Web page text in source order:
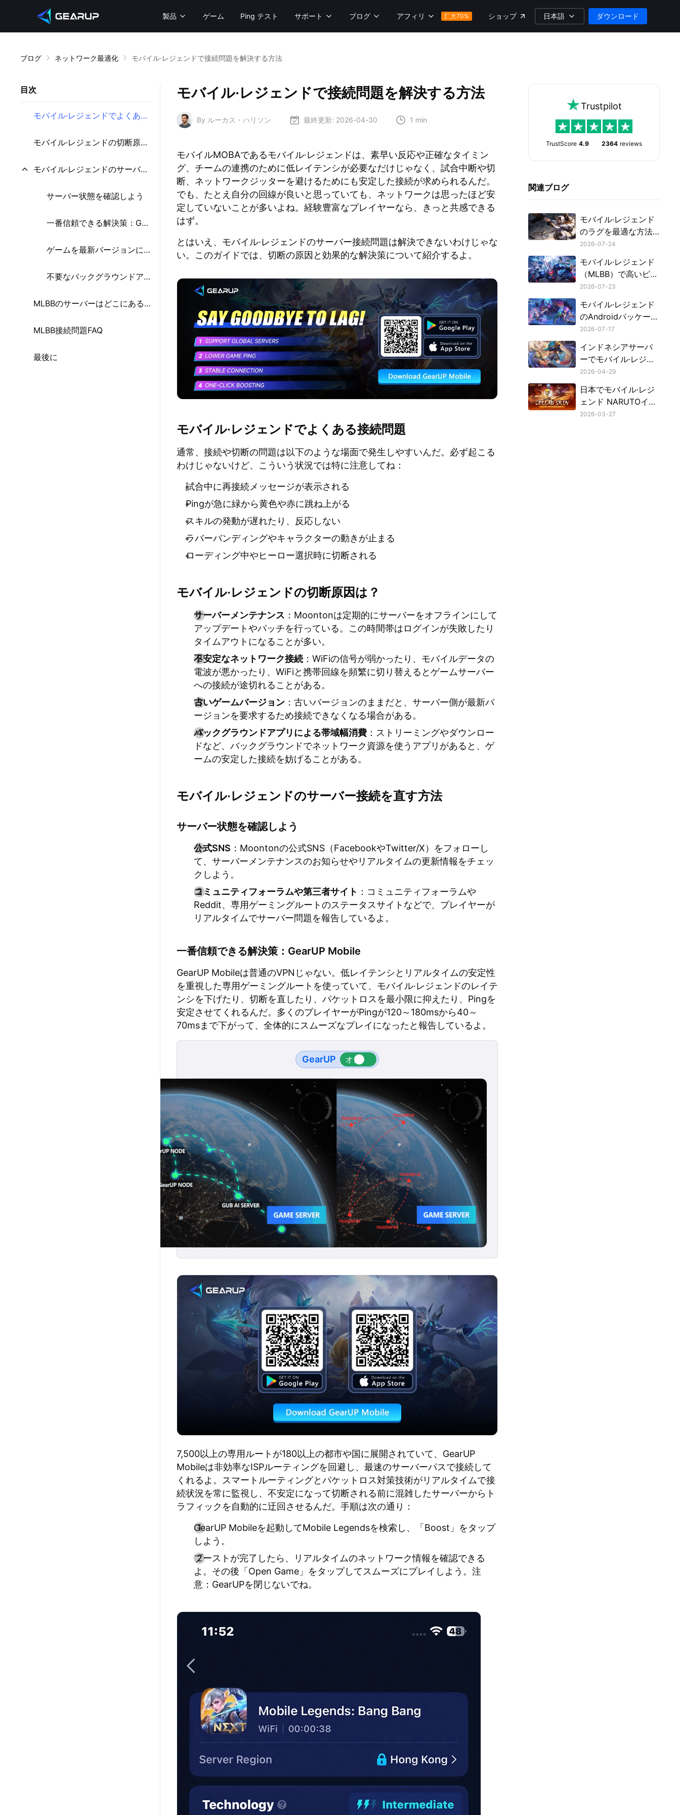
製品 ゲーム Ping テスト サポート ブログ アフィリ 最大70% ショップ 日本語 ダウンロード
ブログ ネットワーク最適化 モバイル·レジェンドで接続問題を解決する方法
目次
モバイル·レジェンドでよくある接続問題
モバイル·レジェンドの切断原因は？
モバイル·レジェンドのサーバー接続を直す方法
サーバー状態を確認しよう
一番信頼できる解決策：GearUP Mobile
ゲームを最新バージョンにアップデートしよう
不要なバックグラウンドアプリを閉じよう
MLBBのサーバーはどこにある？
MLBB接続問題FAQ
最後に
モバイル·レジェンドで接続問題を解決する方法
By ルーカス・ハリソン 最終更新: 2026-04-30 1 min
モバイルMOBAであるモバイル·レジェンドは、素早い反応や正確なタイミン
グ、チームの連携のために低レイテンシが必要なだけじゃなく、試合中断や切
断、ネットワークジッターを避けるためにも安定した接続が求められるんだ。
でも、たとえ自分の回線が良いと思っていても、ネットワークは思ったほど安
定していないことが多いよね。経験豊富なプレイヤーなら、きっと共感できる
はず。
とはいえ、モバイル·レジェンドのサーバー接続問題は解決できないわけじゃな
い。このガイドでは、切断の原因と効果的な解決策について紹介するよ。
モバイル·レジェンドでよくある接続問題
通常、接続や切断の問題は以下のような場面で発生しやすいんだ。必ず起こる
わけじゃないけど、こういう状況では特に注意してね：
試合中に再接続メッセージが表示される
Pingが急に緑から黄色や赤に跳ね上がる
スキルの発動が遅れたり、反応しない
ラバーバンディングやキャラクターの動きが止まる
ローディング中やヒーロー選択時に切断される
モバイル·レジェンドの切断原因は？
サーバーメンテナンス ：Moontonは定期的にサーバーをオフラインにして
アップデートやパッチを行っている。この時間帯はログインが失敗したり
タイムアウトになることが多い。
不安定なネットワーク接続 ：WiFiの信号が弱かったり、モバイルデータの
電波が悪かったり、WiFiと携帯回線を頻繁に切り替えるとゲームサーバー
への接続が途切れることがある。
古いゲームバージョン ：古いバージョンのままだと、サーバー側が最新バ
ージョンを要求するため接続できなくなる場合がある。
バックグラウンドアプリによる帯域幅消費 ：ストリーミングやダウンロー
ドなど、バックグラウンドでネットワーク資源を使うアプリがあると、ゲ
ームの安定した接続を妨げることがある。
モバイル·レジェンドのサーバー接続を直す方法
サーバー状態を確認しよう
公式SNS ：Moontonの公式SNS（FacebookやTwitter/X）をフォローし
て、サーバーメンテナンスのお知らせやリアルタイムの更新情報をチェッ
クしよう。
コミュニティフォーラムや第三者サイト ：コミュニティフォーラムや
Reddit、専用ゲーミングルートのステータスサイトなどで、プレイヤーが
リアルタイムでサーバー問題を報告しているよ。
一番信頼できる解決策：GearUP Mobile
GearUP Mobileは普通のVPNじゃない。低レイテンシとリアルタイムの安定性
を重視した専用ゲーミングルートを使っていて、モバイル·レジェンドのレイテ
ンシを下げたり、切断を直したり、パケットロスを最小限に抑えたり、Pingを
安定させてくれるんだ。多くのプレイヤーがPingが120～180msから40～
70msまで下がって、全体的にスムーズなプレイになったと報告しているよ。
GearUP
7,500以上の専用ルートが180以上の都市や国に展開されていて、GearUP
Mobileは非効率なISPルーティングを回避し、最速のサーバーパスで接続して
くれるよ。スマートルーティングとパケットロス対策技術がリアルタイムで接
続状況を常に監視し、不安定になって切断される前に混雑したサーバーからト
ラフィックを自動的に迂回させるんだ。手順は次の通り：
GearUP Mobileを起動してMobile Legendsを検索し、「Boost」をタップ
しよう。
ブーストが完了したら、リアルタイムのネットワーク情報を確認できる
よ。その後「Open Game」をタップしてスムーズにプレイしよう。注
意：GearUPを閉じないでね。
Trustpilot
TrustScore 4.9 2364 reviews
関連ブログ
モバイル·レジェンド
のラグを最適な方法
で解消する
2026-07-24
モバイル·レジェンド
（MLBB）で高いピン
グを修正する方法
2026-07-23
モバイル·レジェンド
のAndroidパッケージ
キットを安全にダウ
2026-07-17
インドネシアサーバ
ーでモバイル·レジェ
ンドをプレイする方
法（フィリピンのプ
レイヤー向けガイ
ド）
2026-04-29
日本でモバイル·レジ
ェンド NARUTOイベ
ントにアクセスする
2026-03-27